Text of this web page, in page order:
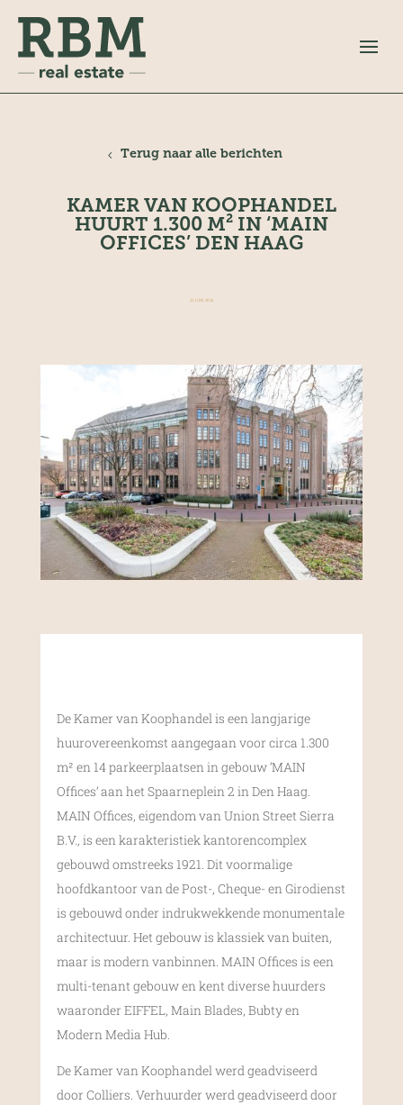
Terug naar alle berichten
KAMER VAN KOOPHANDEL
HUURT 1.300 M² IN ‘MAIN
OFFICES’ DEN HAAG
23 JUNI 2026
De Kamer van Koophandel is een langjarige
huurovereenkomst aangegaan voor circa 1.300
m² en 14 parkeerplaatsen in gebouw ‘MAIN
Offices’ aan het Spaarneplein 2 in Den Haag.
MAIN Offices, eigendom van Union Street Sierra
B.V., is een karakteristiek kantorencomplex
gebouwd omstreeks 1921. Dit voormalige
hoofdkantoor van de Post-, Cheque- en Girodienst
is gebouwd onder indrukwekkende monumentale
architectuur. Het gebouw is klassiek van buiten,
maar is modern vanbinnen. MAIN Offices is een
multi-tenant gebouw en kent diverse huurders
waaronder EIFFEL, Main Blades, Bubty en
Modern Media Hub.
De Kamer van Koophandel werd geadviseerd
door Colliers. Verhuurder werd geadviseerd door